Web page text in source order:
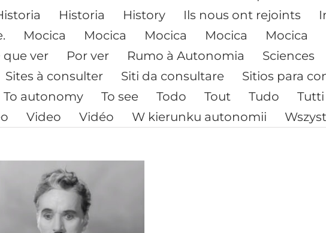
Historia History Ils nous ont rejoints
Mocica Mocica Mocica Mocica Mocica
que ver Por ver Rumo à Autonomia Sciences
Sites à consulter Siti da consultare Sitios para
To autonomy To see Todo Tout Tudo Tutti
Video Vidéo W kierunku autonomii
Comprendre
pourquoi